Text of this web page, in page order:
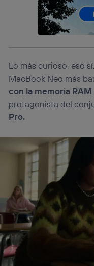
Lo más curioso, eso
MacBook Neo más
con la memoria RAM
protagonista del
Pro.
Este identificador se
que cualquier
consienta el uso de la
identificador.
Si utilizas una
actividades de
que hayan dado su
Si utilizasdatos
personalizado, ya
navegación del
Puedes gestionar los
visitando el portal de
(“consenthub”) .
política de